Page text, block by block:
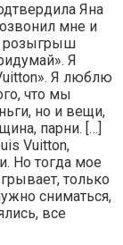
Яна
мне и
розыгрыш
Я
Я люблю
что мы
но и вещи,
парни. […]
Vuitton,
Но тогда мое
только
сниматься,
все